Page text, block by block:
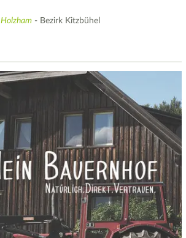
Holzham - Bezirk Kitzbühel